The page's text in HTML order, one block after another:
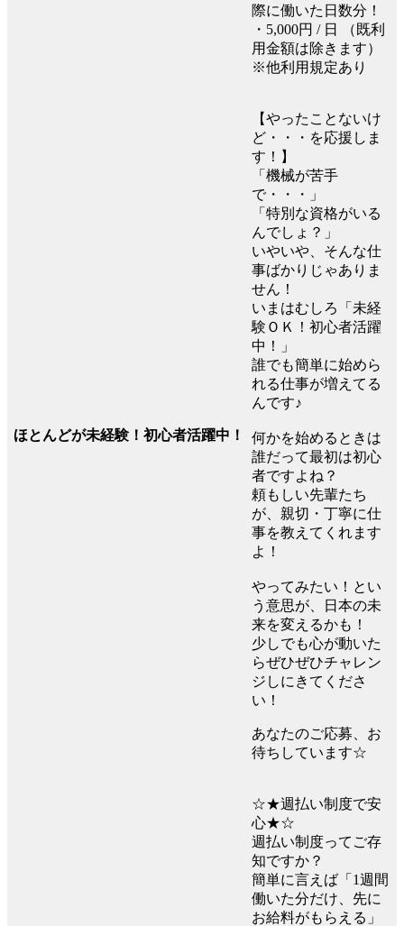
際に働いた日数分！
・5,000円 / 日 （既利
用金額は除きます）
※他利用規定あり
ほとんどが未経験！初心者活躍中！
【やったことないけ
ど・・・を応援しま
す！】
「機械が苦手
で・・・」
「特別な資格がいる
んでしょ？」
いやいや、そんな仕
事ばかりじゃありま
せん！
いまはむしろ「未経
験ＯＫ！初心者活躍
中！」
誰でも簡単に始めら
れる仕事が増えてる
んです♪
何かを始めるときは
誰だって最初は初心
者ですよね？
頼もしい先輩たち
が、親切・丁寧に仕
事を教えてくれます
よ！
やってみたい！とい
う意思が、日本の未
来を変えるかも！
少しでも心が動いた
らぜひぜひチャレン
ジしにきてくださ
い！
あなたのご応募、お
待ちしています☆
☆★週払い制度で安
心★☆
週払い制度ってご存
知ですか？
簡単に言えば「1週間
働いた分だけ、先に
お給料がもらえる」